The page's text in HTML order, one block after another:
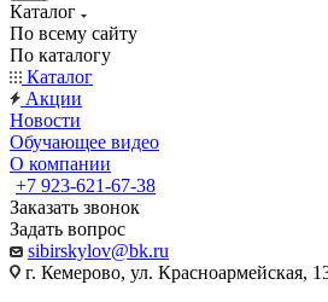
Каталог
По всему сайту
По каталогу
Каталог
Акции
Новости
Обучающее видео
О компании
+7 923-621-67-38
Заказать звонок
Задать вопрос
sibirskylov@bk.ru
г. Кемерово, ул. Красноармейская,